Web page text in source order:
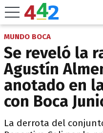
MUNDO BOCA
Se reveló la
Agustín
anotado en
con Boca
La derrota del